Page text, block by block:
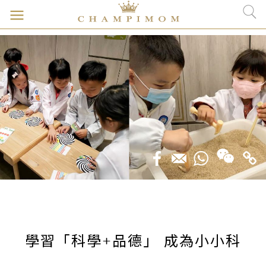
學習「科學+品德」 成為小小科